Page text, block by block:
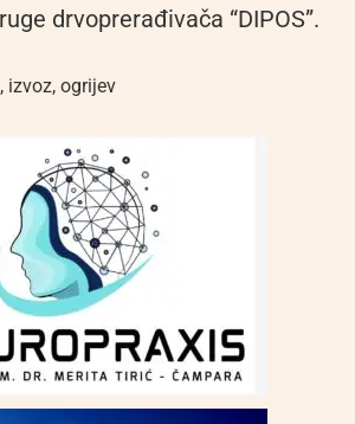
drvoprerađivača “DIPOS”.
, izvoz, ogrijev